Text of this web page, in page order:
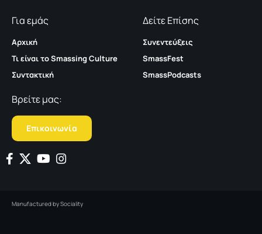
Για εμάς
Αρχική
Τι είναι το Smassing Culture
Συντακτική
Δείτε Επίσης
Συνεντεύξεις
SmassFest
SmassPodcasts
Βρείτε μας:
Επικοινωνία
Manufactured bySociality